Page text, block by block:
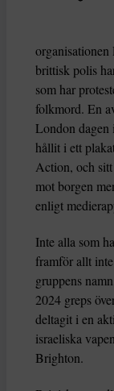
brittisk polis
som har
folkmord. En
London dagen
hållit i ett
Action, och
mot borgen
enligt
Inte alla som
framför allt
gruppens
2024 greps
deltagit i en
israeliska
Brighton.